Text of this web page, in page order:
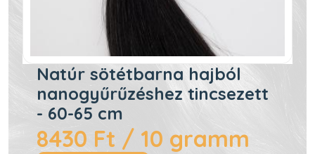
Natúr sötétbarna hajból
nanogyűrűzéshez tincsezett
- 60-65 cm
8430 Ft / 10 gramm